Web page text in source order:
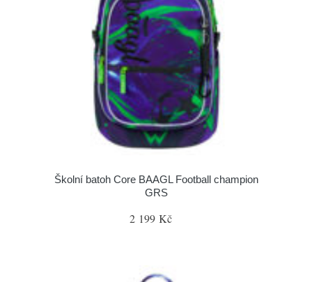
Školní batoh Core BAAGL Football champion
GRS
2 199 Kč